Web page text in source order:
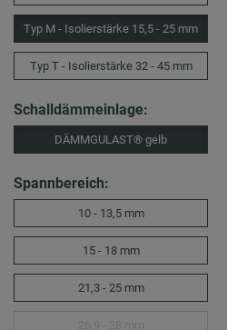
Typ M - Isolierstärke 15,5 - 25 mm
Typ T - Isolierstärke 32 - 45 mm
Schalldämmeinlage:
DÄMMGULAST® gelb
Spannbereich:
10 - 13,5 mm
15 - 18 mm
21,3 - 25 mm